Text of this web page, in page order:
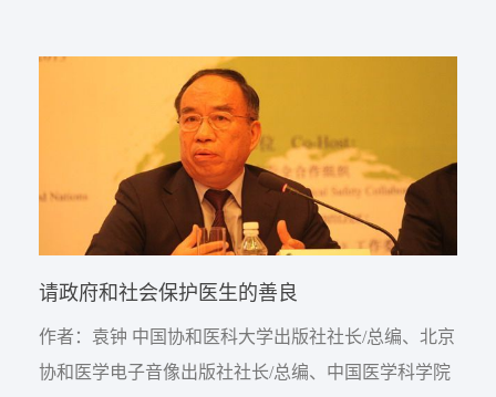
为什么要做职业化测评 医院管理师第六期高级研修班
请政府和社会保护医生的善良
作者：袁钟 中国协和医科大学出版社社长/总编、北京
协和医学电子音像出版社社长/总编、中国医学科学院